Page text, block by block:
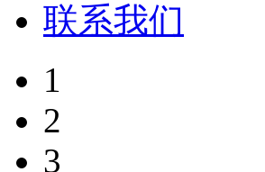
联系我们
1
2
3